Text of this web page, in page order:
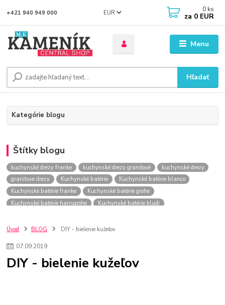
Menu
EUR
Hľadať
+421 940 949 000 0 ks
za 0 EUR
Kategórie blogu
Štítky blogu
kuchynské drezy franke kuchynské drezy granitové
kuchynské drezy
granitove drezy
Kuchynské batérie
Kuchynské batérie blanco
Kuchynské batérie franke
Kuchynské batérie grohe
Kuchynské batérie hansgrohe
Kuchynské batérie kludi
kuchynské batérie sagittarius
kuchynské batérie
kuchynské drezy sety
kúpelňové batérie
vodovodné batérie do kúpelne
Úvod BLOG DIY - bielenie kužeľov
07.09.2019
DIY - bielenie kužeľov